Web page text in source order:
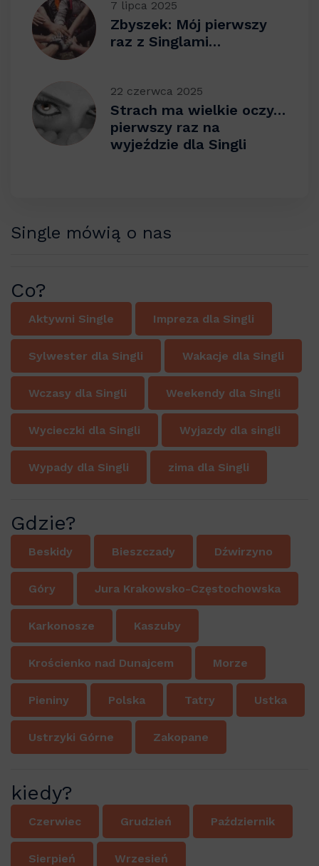
7 lipca 2025
Zbyszek: Mój pierwszy
raz z Singlami…
22 czerwca 2025
Strach ma wielkie oczy…
pierwszy raz na
wyjeździe dla Singli
Single mówią o nas
Co?
Aktywni Single Impreza dla Singli
Sylwester dla Singli Wakacje dla Singli
Wczasy dla Singli Weekendy dla Singli
Wycieczki dla Singli Wyjazdy dla singli
Wypady dla Singli zima dla Singli
Gdzie?
Beskidy Bieszczady Dźwirzyno
Góry Jura Krakowsko-Częstochowska
Karkonosze Kaszuby
Krościenko nad Dunajcem Morze
Pieniny Polska Tatry Ustka
Ustrzyki Górne Zakopane
kiedy?
Czerwiec Grudzień Październik
Sierpień Wrzesień